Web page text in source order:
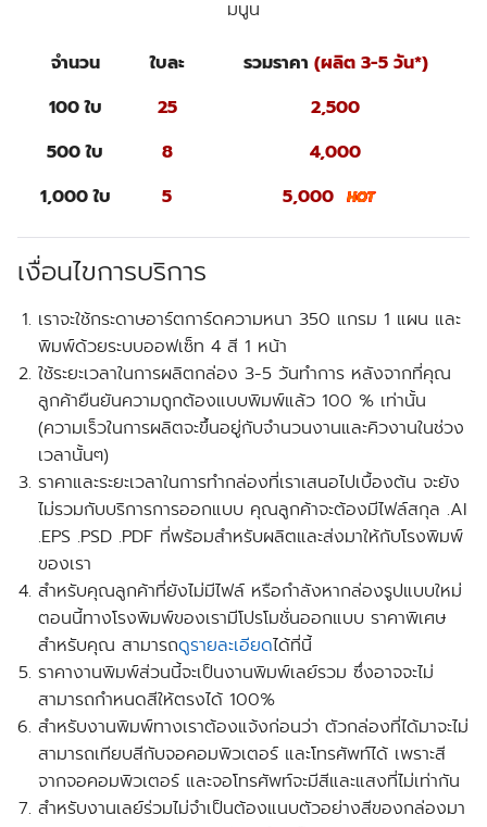
มนูน
จำนวน ใบละ รวมราคา (ผลิต 3-5 วัน*)
100 ใบ
25
2,500
500 ใบ
8
4,000
1,000 ใบ
5 5,000
เงื่อนไขการบริการ
เราจะใช้กระดาษอาร์ตการ์ดความหนา 350 แกรม 1 แผน และ
พิมพ์ด้วยระบบออฟเซ็ท 4 สี 1 หน้า
ใช้ระยะเวลาในการผลิตกล่อง 3-5 วันทำการ หลังจากที่คุณ
ลูกค้ายืนยันความถูกต้องแบบพิมพ์แล้ว 100 % เท่านั้น
(ความเร็วในการผลิตจะขึ้นอยู่กับจำนวนงานและคิวงานในช่วง
เวลานั้นๆ)
ราคาและระยะเวลาในการทำกล่องที่เราเสนอไปเบื้องต้น จะยัง
ไม่รวมกับบริการการออกแบบ คุณลูกค้าจะต้องมีไฟล์สกุล .AI
.EPS .PSD .PDF ที่พร้อมสำหรับผลิตและส่งมาให้กับโรงพิมพ์
ของเรา
สำหรับคุณลูกค้าที่ยังไม่มีไฟล์ หรือกำลังหากล่องรูปแบบใหม่
ตอนนี้ทางโรงพิมพ์ของเรามีโปรโมชั่นออกแบบ ราคาพิเศษ
สำหรับคุณ สามารถดูรายละเอียดได้ที่นี้
ราคางานพิมพ์ส่วนนี้จะเป็นงานพิมพ์เลย์รวม ซึ่งอาจจะไม่
สามารถกำหนดสีให้ตรงได้ 100%
สำหรับงานพิมพ์ทางเราต้องแจ้งก่อนว่า ตัวกล่องที่ได้มาจะไม่
สามารถเทียบสีกับจอคอมพิวเตอร์ และโทรศัพท์ได้ เพราะสี
จากจอคอมพิวเตอร์ และจอโทรศัพท์จะมีสีและแสงที่ไม่เท่ากัน
สำหรับงานเลย์ร่วมไม่จำเป็นต้องแนบตัวอย่างสีของกล่องมา